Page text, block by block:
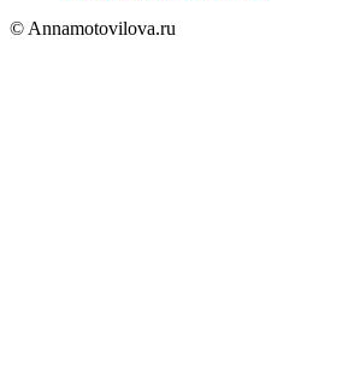
© Annamotovilova.ru